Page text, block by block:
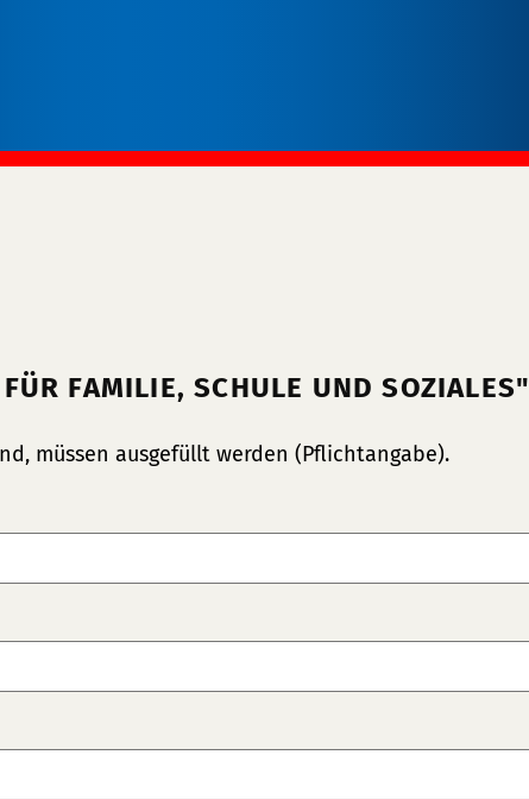
FAMILIE, SCHULE UND SOZIALES"
müssen ausgefüllt werden (Pflichtangabe).